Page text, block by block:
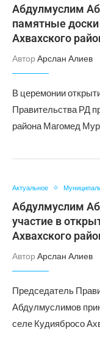
Абдулмуслим
памятные
Ахвахского
Автор Арслан Алиев
В церемонии
Правительства РД
района Магомед
Актуальное
Абдулмуслим
участие в
Ахвахского
Автор Арслан Алиев
Председатель
Абдулмуслимов
селе Кудиябросо